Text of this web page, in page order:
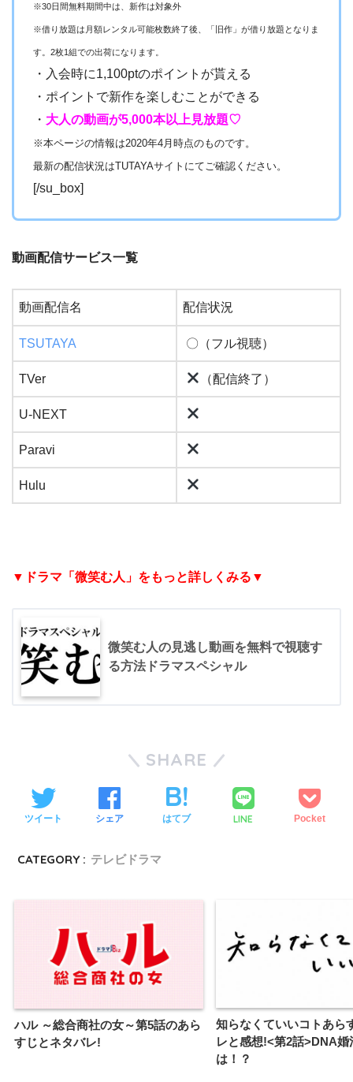
※30日間無料期間中は、新作は対象外
※借り放題は月額レンタル可能枚数終了後、「旧作」が借り放題となりま
す。2枚1組での出荷になります。
・入会時に1,100ptのポイントが貰える
・ポイントで新作を楽しむことができる
・ 大人の動画が5,000本以上見放題♡
※本ページの情報は2020年4月時点のものです。
最新の配信状況はTUTAYAサイトにてご確認ください。
[/su_box]
動画配信サービス一覧
動画配信名 配信状況
TSUTAYA 〇（フル視聴）
TVer （配信終了）
U-NEXT
Paravi
Hulu
▼ドラマ「微笑む人」をもっと詳しくみる▼
微笑む人の見逃し動画を無料で視聴す
る方法ドラマスペシャル
SHARE
ツイート シェア はてブ LINE Pocket
CATEGORY : テレビドラマ
ハル ～総合商社の女～第5話のあら
すじとネタバレ!
知らなくていいコトあら
レと感想!<第2話>DNA婚
は！？